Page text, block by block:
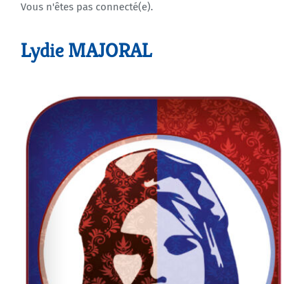
Agenda
Vous n'êtes pas connecté(e).
Lydie MAJORAL